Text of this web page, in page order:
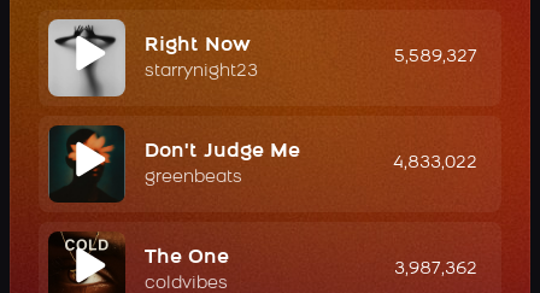
Right Now
starrynight23
5,589,327
Don't Judge Me
greenbeats
4,833,022
The One
coldvibes
3,987,362